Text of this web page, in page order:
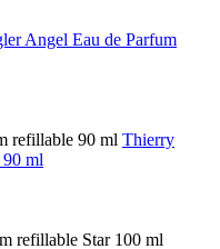
Angel Eau de Parfum
Thierry
ml